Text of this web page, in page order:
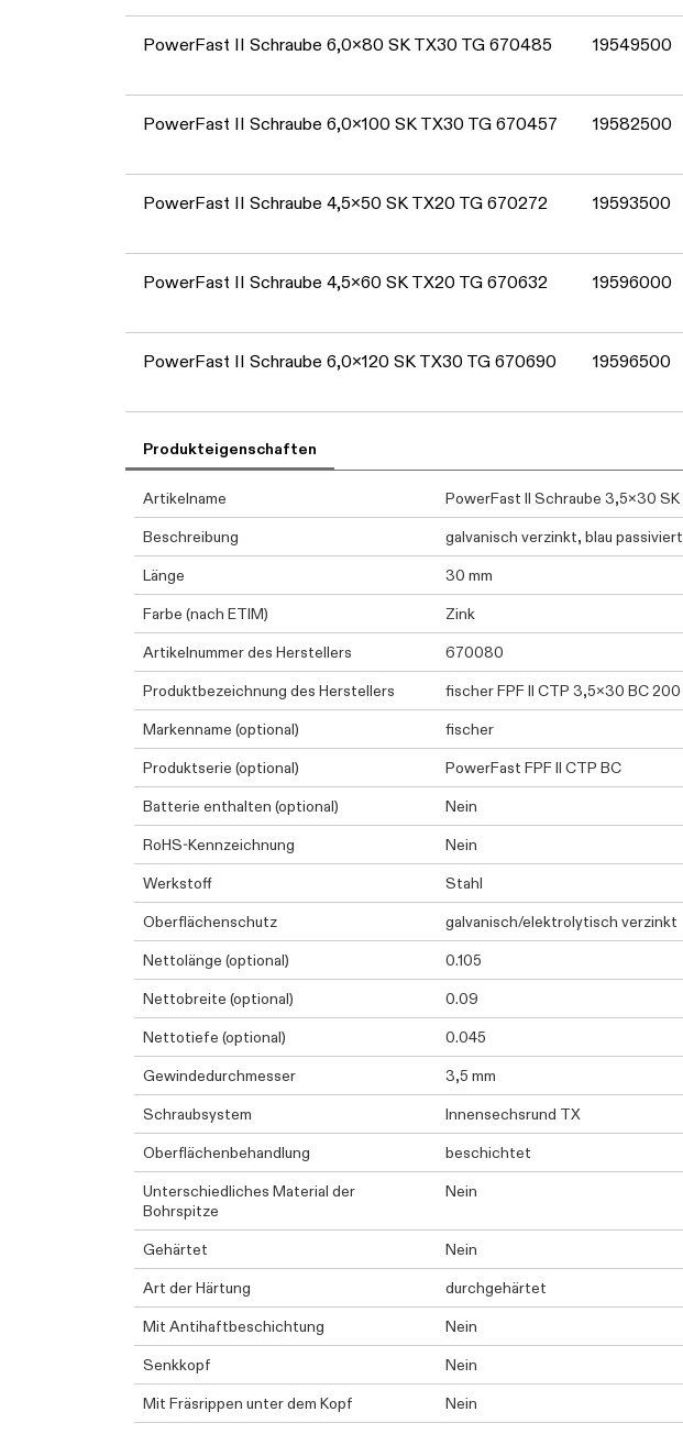
PowerFast II Schraube 6,0x80 SK TX30 TG 670485 19549500
PowerFast II Schraube 6,0x100 SK TX30 TG 670457 19582500
PowerFast II Schraube 4,5x50 SK TX20 TG 670272 19593500
PowerFast II Schraube 4,5x60 SK TX20 TG 670632 19596000
PowerFast II Schraube 6,0x120 SK TX30 TG 670690 19596500
Produkteigenschaften
Artikelname
PowerFast II Schraube 3,5x30
Beschreibung
galvanisch verzinkt, blau
Länge
30 mm
Farbe (nach ETIM)
Zink
Artikelnummer des Herstellers
670080
Produktbezeichnung des Herstellers
fischer FPF II CTP 3,5x30 BC 200
Markenname (optional)
fischer
Produktserie (optional)
PowerFast FPF II CTP BC
Batterie enthalten (optional)
Nein
RoHS-Kennzeichnung
Nein
Werkstoff
Stahl
Oberflächenschutz
galvanisch/elektrolytisch verzinkt
Nettolänge (optional)
0.105
Nettobreite (optional)
0.09
Nettotiefe (optional)
0.045
Gewindedurchmesser
3,5 mm
Schraubsystem
Innensechsrund TX
Oberflächenbehandlung
beschichtet
Unterschiedliches Material der
Bohrspitze
Nein
Gehärtet
Nein
Art der Härtung
durchgehärtet
Mit Antihaftbeschichtung
Nein
Senkkopf
Nein
Mit Fräsrippen unter dem Kopf
Nein